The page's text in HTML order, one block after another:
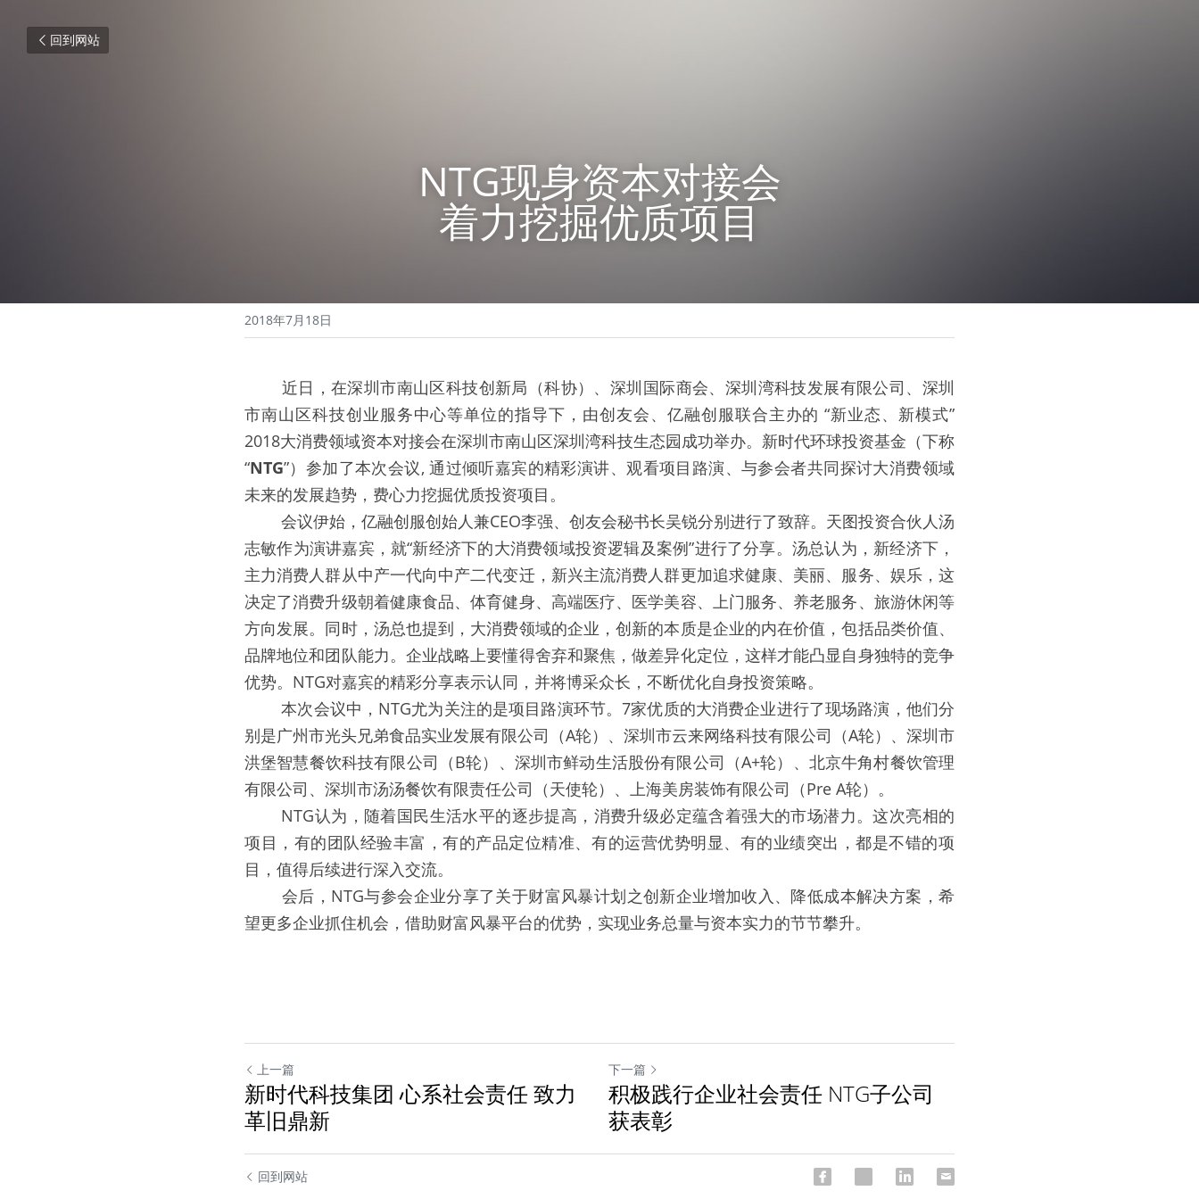
回到网站
NTG现身资本对接会
着力挖掘优质项目
2018年7月18日
近日，在深圳市南山区科技创新局（科协）、深圳国际商会、深圳湾科技发展有限公司、深圳
市南山区科技创业服务中心等单位的指导下，由创友会、亿融创服联合主办的 “新业态、新模式”
2018大消费领域资本对接会在深圳市南山区深圳湾科技生态园成功举办。新时代环球投资基金（下称
“NTG”）参加了本次会议, 通过倾听嘉宾的精彩演讲、观看项目路演、与参会者共同探讨大消费领域
未来的发展趋势，费心力挖掘优质投资项目。
会议伊始，亿融创服创始人兼CEO李强、创友会秘书长吴锐分别进行了致辞。天图投资合伙人汤
志敏作为演讲嘉宾，就“新经济下的大消费领域投资逻辑及案例”进行了分享。汤总认为，新经济下，
主力消费人群从中产一代向中产二代变迁，新兴主流消费人群更加追求健康、美丽、服务、娱乐，这
决定了消费升级朝着健康食品、体育健身、高端医疗、医学美容、上门服务、养老服务、旅游休闲等
方向发展。同时，汤总也提到，大消费领域的企业，创新的本质是企业的内在价值，包括品类价值、
品牌地位和团队能力。企业战略上要懂得舍弃和聚焦，做差异化定位，这样才能凸显自身独特的竞争
优势。NTG对嘉宾的精彩分享表示认同，并将博采众长，不断优化自身投资策略。
本次会议中，NTG尤为关注的是项目路演环节。7家优质的大消费企业进行了现场路演，他们分
别是广州市光头兄弟食品实业发展有限公司（A轮）、深圳市云来网络科技有限公司（A轮）、深圳市
洪堡智慧餐饮科技有限公司（B轮）、深圳市鲜动生活股份有限公司（A+轮）、北京牛角村餐饮管理
有限公司、深圳市汤汤餐饮有限责任公司（天使轮）、上海美房装饰有限公司（Pre A轮）。
NTG认为，随着国民生活水平的逐步提高，消费升级必定蕴含着强大的市场潜力。这次亮相的
项目，有的团队经验丰富，有的产品定位精准、有的运营优势明显、有的业绩突出，都是不错的项
目，值得后续进行深入交流。
会后，NTG与参会企业分享了关于财富风暴计划之创新企业增加收入、降低成本解决方案，希
望更多企业抓住机会，借助财富风暴平台的优势，实现业务总量与资本实力的节节攀升。
上一篇
新时代科技集团 心系社会责任 致力
革旧鼎新
下一篇
积极践行企业社会责任 NTG子公司
获表彰
回到网站